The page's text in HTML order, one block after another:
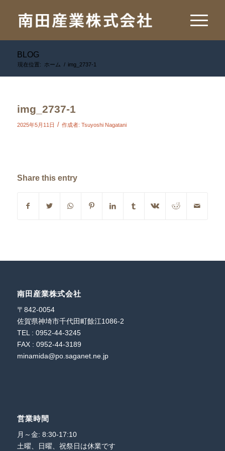
BLOG
現在位置: ホーム / img_2737-1
img_2737-1
2025年5月11日 / 作成者: Tsuyoshi Nagatani
Share this entry
南田産業株式会社
〒842-0054
佐賀県神埼市千代田町餘江1086-2
TEL : 0952-44-3245
FAX : 0952-44-3189
minamida@po.saganet.ne.jp
営業時間
月～金: 8:30-17:10
土曜、日曜、祝祭日は休業です